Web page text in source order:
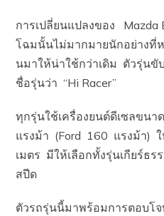
การเปลี่ยนแปลงของ
โฉมนั้นไม่มากมายนักอย่างที่
นมาให้น่าใช้กว่าเดิม ตัวรุ่น
ชื่อรุ่นว่า “Hi Racer”
ทุกรุ่นใช้เครื่องยนต์ดีเซลขนา
แรงม้า (Ford 160 แรงม้า)
เมตร มีให้เลือกทั้งรุ่นเกียร์ธ
สปีด
ตัวรถรุ่นนี้มาพร้อมการตอบโ